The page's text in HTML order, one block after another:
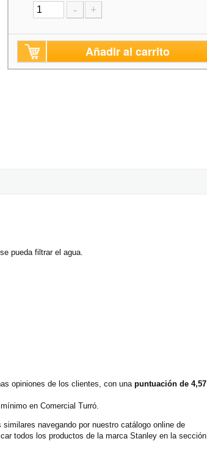
- +
Añadir al carrito
pueda filtrar el agua.
opiniones de los clientes, con una puntuación de 4,57
en Comercial Turró.
navegando por nuestro catálogo online de
todos los productos de la marca Stanley en la sección